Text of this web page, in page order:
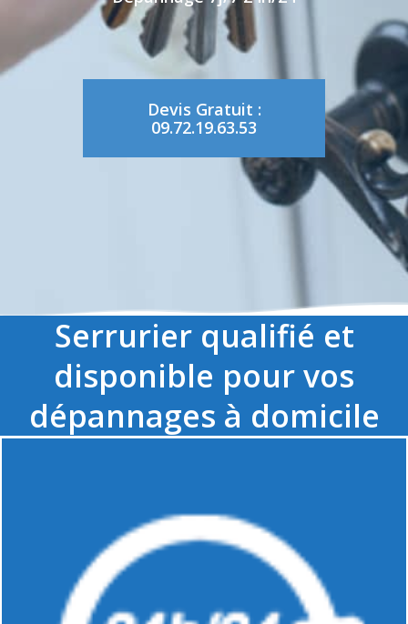
Devis Gratuit :
09.72.19.63.53
Serrurier qualifié et
disponible pour vos
dépannages à domicile